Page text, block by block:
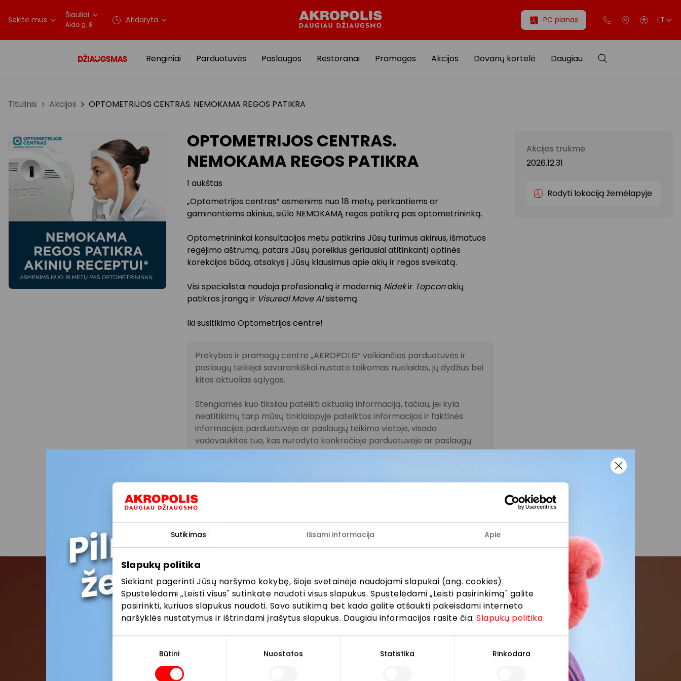
Sutikimas Išsami informacija Apie
Slapukų politika
Siekiant pagerinti Jūsų naršymo kokybę, šioje svetainėje naudojami slapukai (ang. cookies).
Spustelėdami „Leisti visus" sutinkate naudoti visus slapukus. Spustelėdami „Leisti pasirinkimą" galite
pasirinkti, kuriuos slapukus naudoti. Savo sutikimą bet kada galite atšaukti pakeisdami interneto
naršyklės nustatymus ir ištrindami įrašytus slapukus. Daugiau informacijos rasite čia:Slapukų politika
Būtini Nuostatos Statistika Rinkodara
Sekite mus Šiauliai
Aido g. 8 Atidaryta PC planas LT
Renginiai Parduotuvės Paslaugos Restoranai Pramogos Akcijos Dovanų kortelė Daugiau
Titulinis Akcijos OPTOMETRIJOS CENTRAS. NEMOKAMA REGOS PATIKRA
OPTOMETRIJOS CENTRAS.
NEMOKAMA REGOS PATIKRA
1 aukštas
„Optometrijos centras” asmenims nuo 18 metų, perkantiems ar
gaminantiems akinius, siūlo NEMOKAMĄ regos patikrą pas optometrininką.
Optometrininkai konsultacijos metu patikrins Jūsų turimus akinius, išmatuos
regėjimo aštrumą, patars Jūsų poreikius geriausiai atitinkantį optinės
korekcijos būdą, atsakys į Jūsų klausimus apie akių ir regos sveikatą.
Visi specialistai naudoja profesionalią ir modernią Nidekir Topconakių
patikros įrangą ir Visureal Move AIsistemą.
Iki susitikimo Optometrijos centre!
Prekybos ir pramogų centre „AKROPOLIS“ veikiančios parduotuvės ir
paslaugų teikėjai savarankiškai nustato taikomas nuolaidas, jų dydžius bei
kitas aktualias sąlygas.
Stengiamės kuo tiksliau pateikti aktualią informaciją, tačiau, jei kyla
neatitikimų tarp mūsų tinklalapyje pateiktos informacijos ir faktinės
informacijos parduotuvėje ar paslaugų teikimo vietoje, visada
vadovaukitės tuo, kas nurodyta konkrečioje parduotuvėje ar paslaugų
teikimo vietoje.
parduotuvę ar paslaugų teikimo vietą.
Akcijos trukmė
2026.12.31
Rodyti lokaciją žemėlapyje
Prisijunkite prie mūsų bendruomenės